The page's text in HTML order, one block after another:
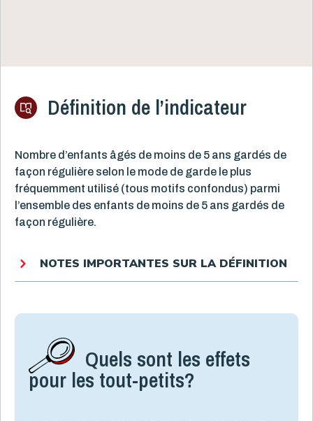
Définition de l’indicateur
Nombre d’enfants âgés de moins de 5 ans gardés de
façon régulière selon le mode de garde le plus
fréquemment utilisé (tous motifs confondus) parmi
l’ensemble des enfants de moins de 5 ans gardés de
façon régulière.
NOTES IMPORTANTES SUR LA DÉFINITION
Quels sont les effets
pour les tout-petits?